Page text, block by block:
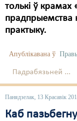
толькі ў крамах
прадпрыемства
практыку.
Апублікавана ў
Падрабязьней ...
Панядзелак, 13 Красавік
Каб
Дыскрымінацыя
Затрыманьні
Карная псыхіятрыя
КПЧ ААН
ЛПП